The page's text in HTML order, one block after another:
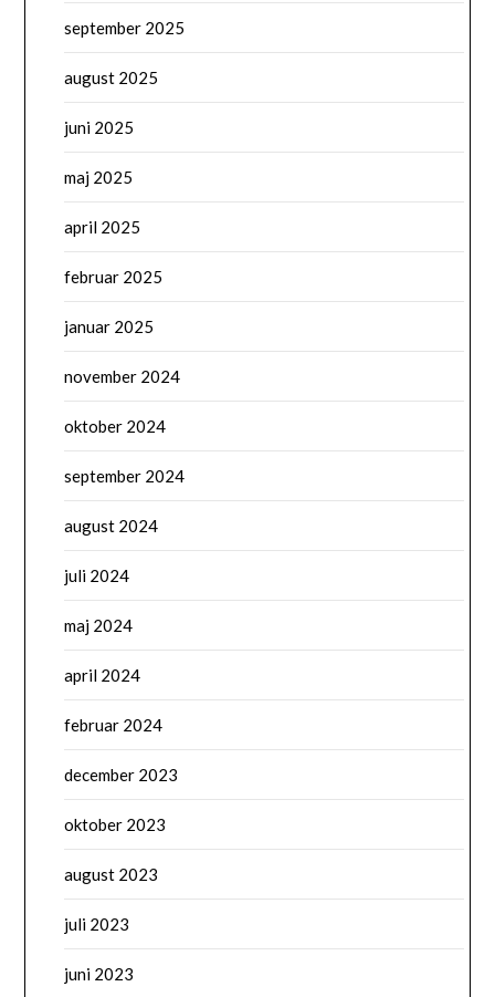
september 2025
august 2025
juni 2025
maj 2025
april 2025
februar 2025
januar 2025
november 2024
oktober 2024
september 2024
august 2024
juli 2024
maj 2024
april 2024
februar 2024
december 2023
oktober 2023
august 2023
juli 2023
juni 2023